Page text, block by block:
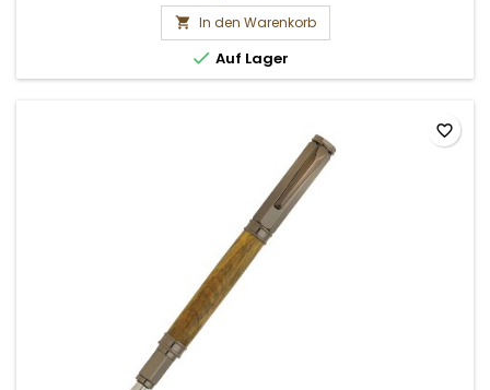
 In den Warenkorb
 Auf Lager
favorite_border